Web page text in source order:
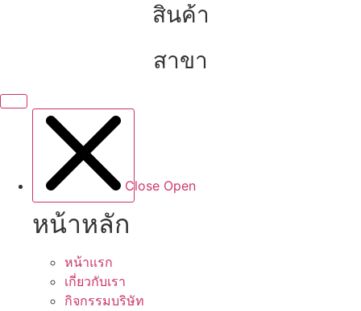
สินค้า
สาขา
Close Open
หน้าหลัก
หน้าแรก
เกี่ยวกับเรา
กิจกรรมบริษัท